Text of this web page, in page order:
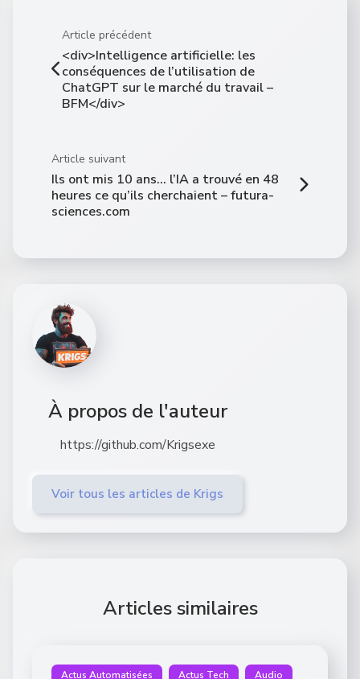
Article précédent
<div>Intelligence artificielle: les
conséquences de l’utilisation de
ChatGPT sur le marché du travail –
BFM</div>
Article suivant
Ils ont mis 10 ans… l’IA a trouvé en 48
heures ce qu’ils cherchaient – futura-
sciences.com
À propos de l'auteur
https://github.com/Krigsexe
Voir tous les articles de Krigs
Articles similaires
Actus Automatisées Actus Tech Audio